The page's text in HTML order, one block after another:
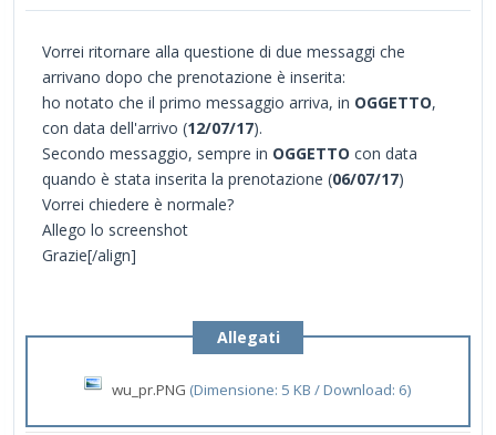
Vorrei ritornare alla questione di due messaggi che
arrivano dopo che prenotazione è inserita:
ho notato che il primo messaggio arriva, in OGGETTO,
con data dell'arrivo (12/07/17).
Secondo messaggio, sempre in OGGETTO con data
quando è stata inserita la prenotazione (06/07/17)
Vorrei chiedere è normale?
Allego lo screenshot
Grazie[/align]
Allegati
wu_pr.PNG (Dimensione: 5 KB / Download: 6)